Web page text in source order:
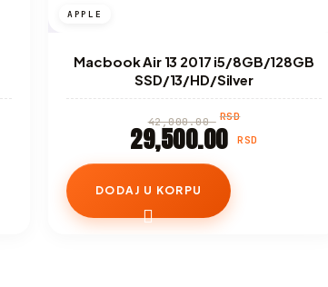
APPLE
Macbook Air 13 2017 i5/8GB/128GB
SSD/13/HD/Silver
42,000.00 RSD
29,500.00 RSD
DODAJ U KORPU